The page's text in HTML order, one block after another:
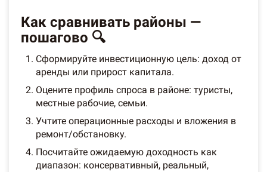
Как сравнивать районы —
пошагово 🔍
Сформируйте инвестиционную цель: доход от
аренды или прирост капитала.
Оцените профиль спроса в районе: туристы,
местные рабочие, семьи.
Учтите операционные расходы и вложения в
ремонт/обстановку.
Посчитайте ожидаемую доходность как
диапазон: консервативный, реальный,